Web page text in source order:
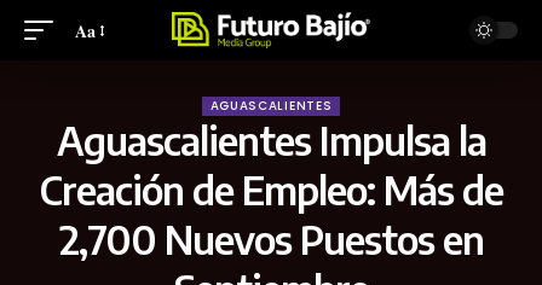
Aa
AGUASCALIENTES
Aguascalientes Impulsa la
Creación de Empleo: Más de
2,700 Nuevos Puestos en